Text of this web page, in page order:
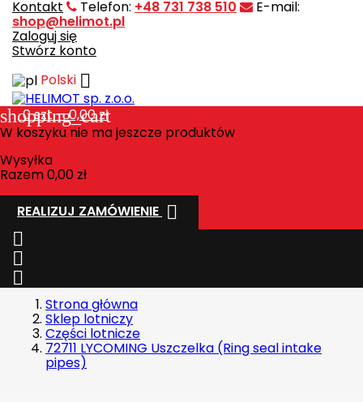
Kontakt Telefon: +48 731 738 510 E-mail:
shop@helimot.pl
Zaloguj się
Stwórz konto
Polski 
shopping_cart
0szt. - 0,00 zł
W koszyku nie ma jeszcze produktów
Wysyłka
Razem0,00 zł
REALIZUJ ZAMÓWIENIE 



Strona główna
Sklep lotniczy
Części lotnicze
72711 LYCOMING Uszczelka (Ring seal intake
pipes)